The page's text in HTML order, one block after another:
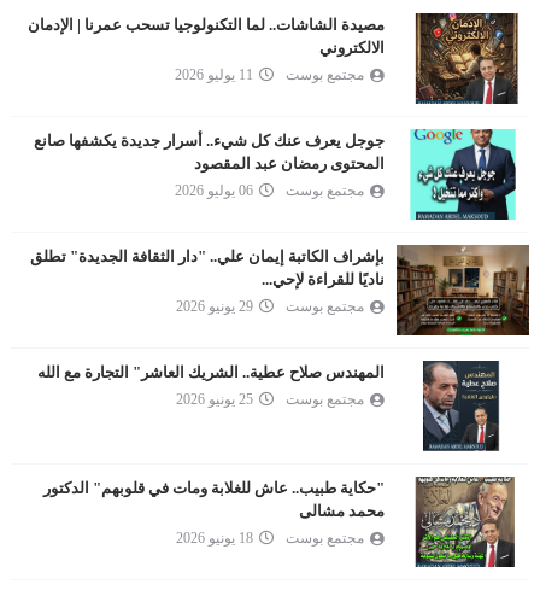
مصيدة الشاشات.. لما التكنولوجيا تسحب عمرنا | الإدمان
الالكتروني
مجتمع بوست 11 يوليو 2026
جوجل يعرف عنك كل شيء.. أسرار جديدة يكشفها صانع
المحتوى رمضان عبد المقصود
مجتمع بوست 06 يوليو 2026
بإشراف الكاتبة إيمان علي.. "دار الثقافة الجديدة" تطلق
ناديًا للقراءة لإحي...
مجتمع بوست 29 يونيو 2026
المهندس صلاح عطية.. الشريك العاشر" التجارة مع الله
مجتمع بوست 25 يونيو 2026
"حكاية طبيب.. عاش للغلابة ومات في قلوبهم" الدكتور
محمد مشالى
مجتمع بوست 18 يونيو 2026